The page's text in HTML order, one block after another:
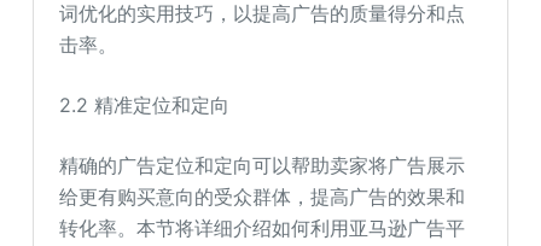
词优化的实用技巧，以提高广告的质量得分和点
击率。
2.2 精准定位和定向
精确的广告定位和定向可以帮助卖家将广告展示
给更有购买意向的受众群体，提高广告的效果和
转化率。本节将详细介绍如何利用亚马逊广告平